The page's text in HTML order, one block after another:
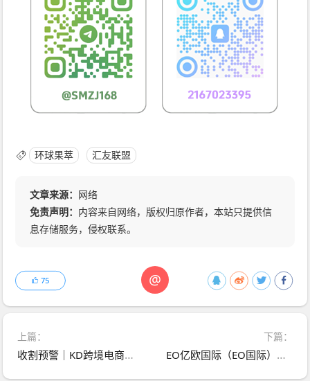
环球果萃 汇友联盟
文章来源： 网络
免责声明： 内容来自网络，版权归原作者，本站只提供信
息存储服务，侵权联系。
@
75
上篇：
收割预警｜KD跨境电商：短视频引流→开店铺→养肥→限制提现→二次充值，每一步都是为你量身定制的陷阱
下篇：
EO亿欧国际（EO国际）｜套牌亿欧石油日息2%，L1-L8传销拉人头——“鑫慷嘉”已崩百亿，你的U正在给缅甸园区凑业绩